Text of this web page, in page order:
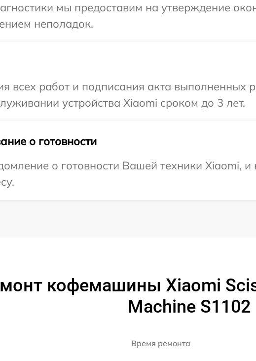
мы предоставим на утверждение
неполадок.
всех работ и подписания акта выполненных
устройства Xiaomi сроком до 3 лет.
о готовности
о готовности Вашей техники Xiaomi,
кофемашины Xiaomi
Machine S1102
Время ремонта